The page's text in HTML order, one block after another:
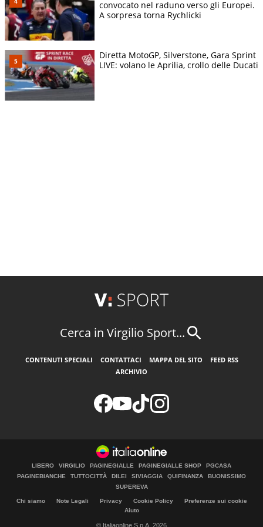
convocato nel raduno verso gli Europei.
A sorpresa torna Rychlicki
Diretta MotoGP, Silverstone, Gara Sprint
LIVE: volano le Aprilia, crollo delle Ducati
Cerca in Virgilio Sport...
CONTENUTI SPECIALI CONTATTACI MAPPA DEL SITO
FEED RSS
ARCHIVIO
LIBERO VIRGILIO PAGINEGIALLE PAGINEGIALLE SHOP
PGCASA
PAGINEBIANCHE
TUTTOCITTÀ DILEI SIVIAGGIA QUIFINANZA
BUONISSIMO
SUPEREVA
Chi siamo Note Legali Privacy Cookie Policy
Preferenze sui cookie
Aiuto
© Italiaonline S.p.A. 2026